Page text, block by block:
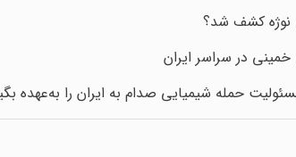
نوژه کشف شد؟
در سراسر ایران
حمله شیمیایی صدام به ایران را به‌عهده